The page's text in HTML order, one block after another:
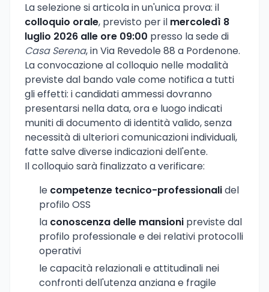
La selezione si articola in un'unica prova: il
colloquio orale, previsto per il mercoledì 8
luglio 2026 alle ore 09:00 presso la sede di
Casa Serena, in Via Revedole 88 a Pordenone.
La convocazione al colloquio nelle modalità
previste dal bando vale come notifica a tutti
gli effetti: i candidati ammessi dovranno
presentarsi nella data, ora e luogo indicati
muniti di documento di identità valido, senza
necessità di ulteriori comunicazioni individuali,
fatte salve diverse indicazioni dell'ente.
Il colloquio sarà finalizzato a verificare:
le competenze tecnico-professionalidel
profilo OSS
la conoscenza delle mansioni previste dal
profilo professionale e dei relativi protocolli
operativi
le capacità relazionali e attitudinali nei
confronti dell'utenza anziana e fragile